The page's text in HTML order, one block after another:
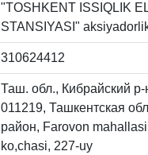
"TOSHKENT ISSIQLIK
STANSIYASI"
310624412
Таш. обл., Кибрайский р-
011219, Ташкентская
район, Farovon
ko,chasi, 227-uy